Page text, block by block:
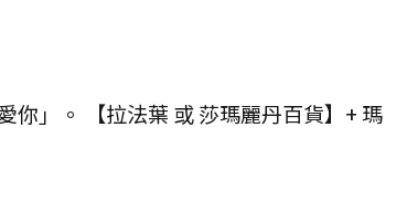
你」。 【拉法葉 或 莎瑪麗丹百貨】+ 瑪